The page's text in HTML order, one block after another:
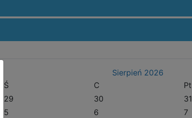
Sierpień 2026
Ś C Pt
29 30 31
5 6 7